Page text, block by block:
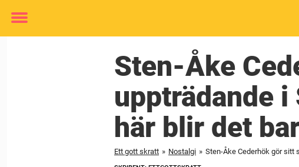
Toggle
Sten-Åke
uppträdande
här blir det
Ett gott skratt » Nostalgi » Sten-Åke Cederhök gör sitt